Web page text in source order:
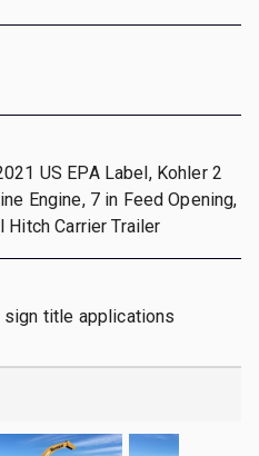
US EPA Label, Kohler 2
Engine, 7 in Feed Opening,
Hitch Carrier Trailer
title applications